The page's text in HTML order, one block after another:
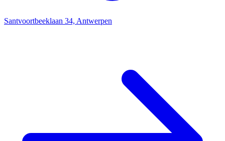
Santvoortbeeklaan 34, Antwerpen